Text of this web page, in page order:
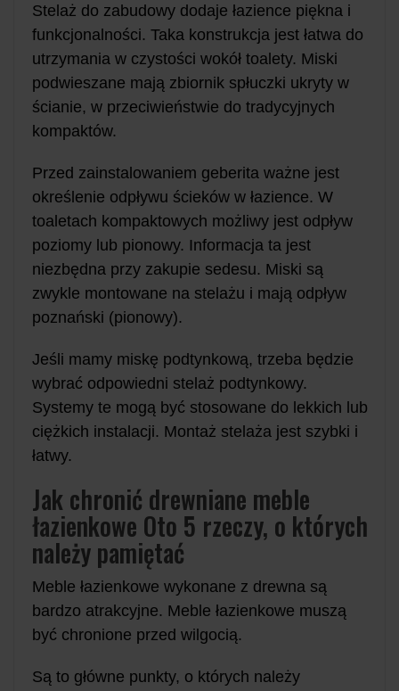
Stelaż do zabudowy dodaje łazience piękna i
funkcjonalności. Taka konstrukcja jest łatwa do
utrzymania w czystości wokół toalety. Miski
podwieszane mają zbiornik spłuczki ukryty w
ścianie, w przeciwieństwie do tradycyjnych
kompaktów.
Przed zainstalowaniem geberita ważne jest
określenie odpływu ścieków w łazience. W
toaletach kompaktowych możliwy jest odpływ
poziomy lub pionowy. Informacja ta jest
niezbędna przy zakupie sedesu. Miski są
zwykle montowane na stelażu i mają odpływ
poznański (pionowy).
Jeśli mamy miskę podtynkową, trzeba będzie
wybrać odpowiedni stelaż podtynkowy.
Systemy te mogą być stosowane do lekkich lub
ciężkich instalacji. Montaż stelaża jest szybki i
łatwy.
Jak chronić drewniane meble
łazienkowe Oto 5 rzeczy, o których
należy pamiętać
Meble łazienkowe wykonane z drewna są
bardzo atrakcyjne. Meble łazienkowe muszą
być chronione przed wilgocią.
Są to główne punkty, o których należy